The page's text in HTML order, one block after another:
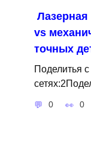
Лазерная
vs
точных
Поделитья
0 0